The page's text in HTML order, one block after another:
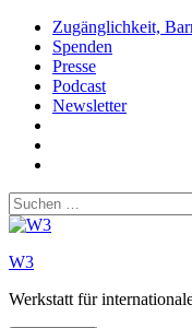
Zum
Inhalt
springen
Zugänglichkeit,
Spenden
Presse
Podcast
Newsletter
Youtube
Suchen
nach:
W3
Werkstatt für